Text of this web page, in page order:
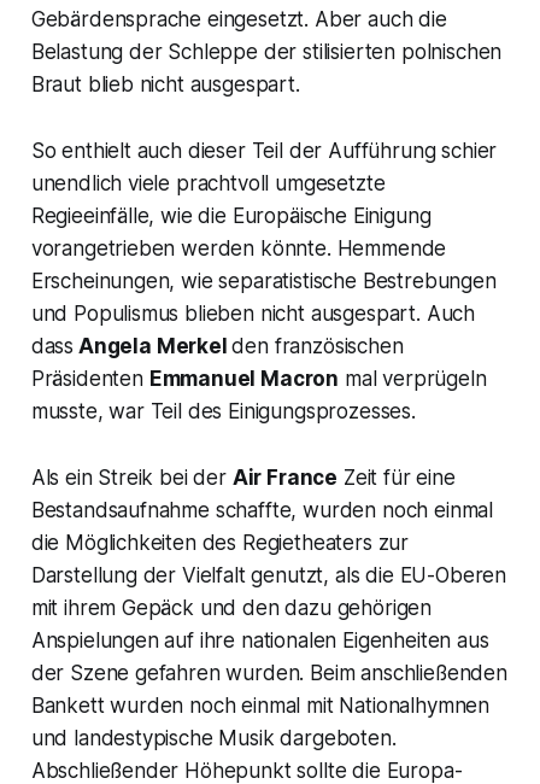
Gebärdensprache eingesetzt. Aber auch die
Belastung der Schleppe der stilisierten polnischen
Braut blieb nicht ausgespart.
So enthielt auch dieser Teil der Aufführung schier
unendlich viele prachtvoll umgesetzte
Regieeinfälle, wie die Europäische Einigung
vorangetrieben werden könnte. Hemmende
Erscheinungen, wie separatistische Bestrebungen
und Populismus blieben nicht ausgespart. Auch
dass Angela Merkelden französischen
Präsidenten Emmanuel Macron mal verprügeln
musste, war Teil des Einigungsprozesses.
Als ein Streik bei der Air France Zeit für eine
Bestandsaufnahme schaffte, wurden noch einmal
die Möglichkeiten des Regietheaters zur
Darstellung der Vielfalt genutzt, als die EU-Oberen
mit ihrem Gepäck und den dazu gehörigen
Anspielungen auf ihre nationalen Eigenheiten aus
der Szene gefahren wurden. Beim anschließenden
Bankett wurden noch einmal mit Nationalhymnen
und landestypische Musik dargeboten.
Abschließender Höhepunkt sollte die Europa-